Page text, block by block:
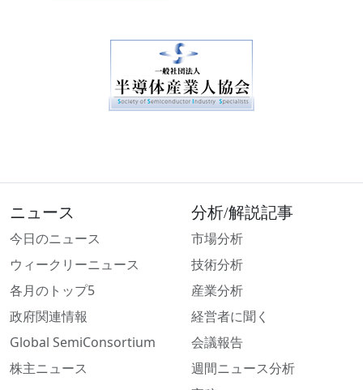
ニュース
今日のニュース
ウィークリーニュース
各月のトップ5
政府関連情報
Global SemiConsortium
株主ニュース
分析/解説記事
市場分析
技術分析
産業分析
経営者に聞く
会議報告
週間ニュース分析